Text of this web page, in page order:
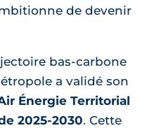
de devenir
bas-carbone
a validé son
Énergie Territorial
2025-2030. Cette